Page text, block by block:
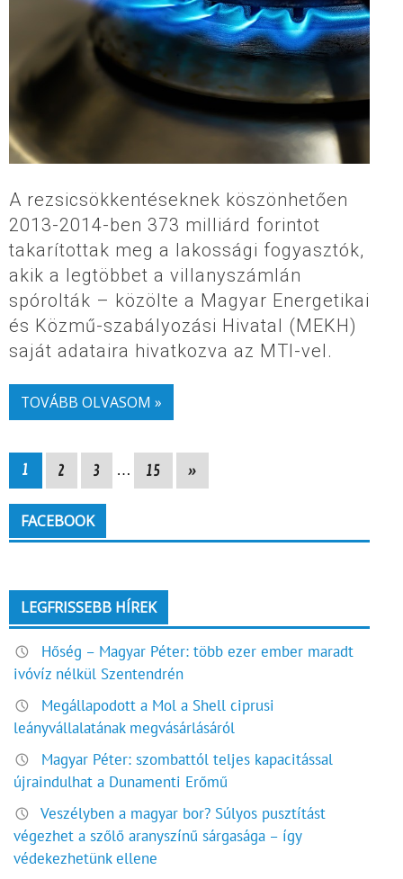
A rezsicsökkentéseknek köszönhetően
2013-2014-ben 373 milliárd forintot
takarítottak meg a lakossági fogyasztók,
akik a legtöbbet a villanyszámlán
spórolták – közölte a Magyar Energetikai
és Közmű-szabályozási Hivatal (MEKH)
saját adataira hivatkozva az MTI-vel.
TOVÁBB OLVASOM »
1 2 3 … 15 »
FACEBOOK
LEGFRISSEBB HÍREK
Hőség – Magyar Péter: több ezer ember maradt
ivóvíz nélkül Szentendrén
Megállapodott a Mol a Shell ciprusi
leányvállalatának megvásárlásáról
Magyar Péter: szombattól teljes kapacitással
újraindulhat a Dunamenti Erőmű
Veszélyben a magyar bor? Súlyos pusztítást
végezhet a szőlő aranyszínű sárgasága – így
védekezhetünk ellene